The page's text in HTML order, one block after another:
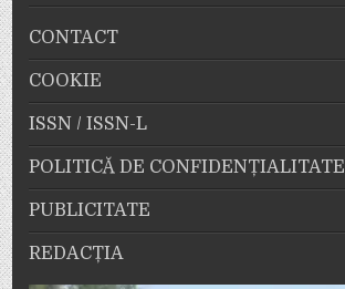
CONTACT
COOKIE
ISSN / ISSN-L
POLITICĂ DE CONFIDENȚIALITATE
PUBLICITATE
REDACȚIA